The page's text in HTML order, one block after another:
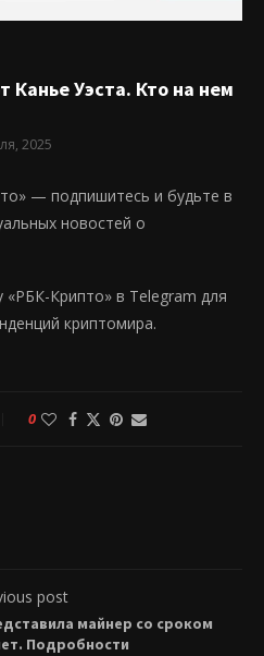
Канье Уэста. Кто на нем
2025
— подпишитесь и будьте в
новостей о
Крипто» в Telegram для
криптомира.
0
post
майнер со сроком
Подробности